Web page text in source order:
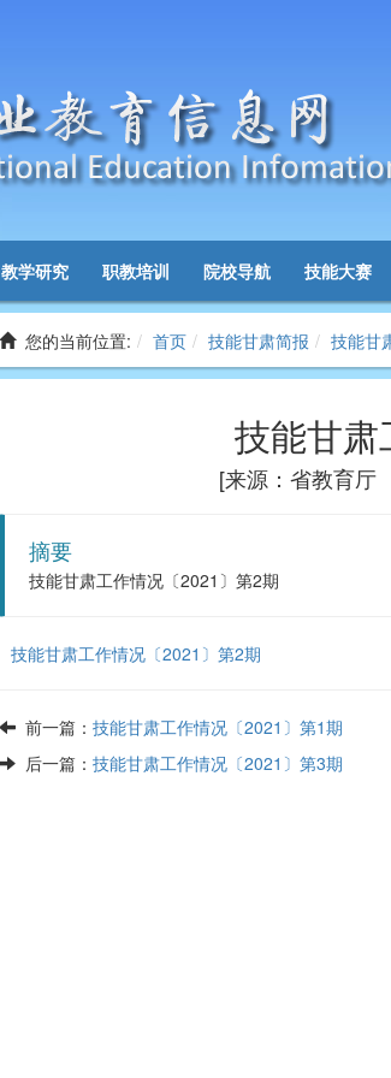
教学研究 职教培训 院校导航 技能大赛
您的当前位置: 首页 技能甘肃简报 技能甘
技能甘
[来源：省教育
摘要
技能甘肃工作情况〔2021〕第2期
技能甘肃工作情况〔2021〕第2期
前一篇： 技能甘肃工作情况〔2021〕第1期
后一篇： 技能甘肃工作情况〔2021〕第3期